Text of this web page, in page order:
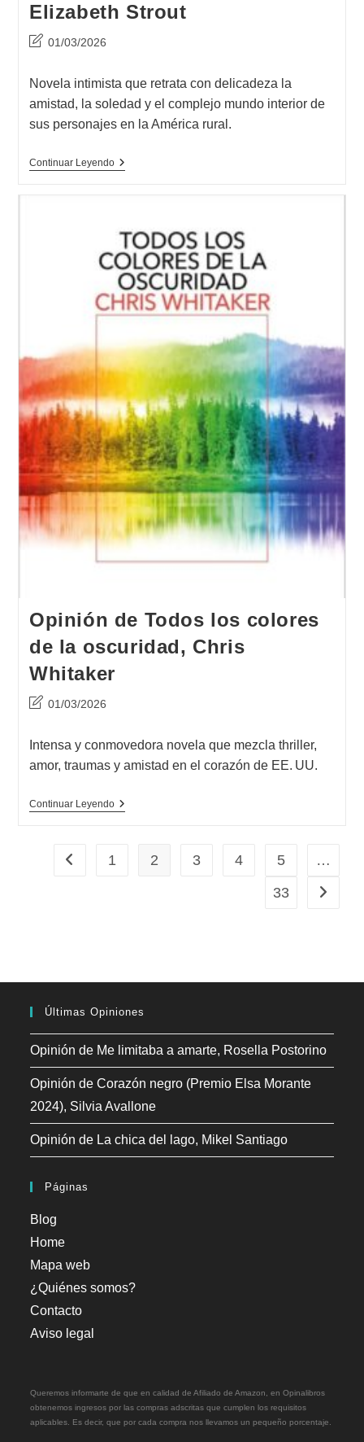
Elizabeth Strout
Última
la
entrada:
01/03/2026
Novela intimista que retrata con delicadeza la
amistad, la soledad y el complejo mundo interior de
sus personajes en la América rural.
Continuar LeyendoOpinión
Opinión de Todos los colores
de la oscuridad, Chris
Whitaker
Última
de
la
entrada:
01/03/2026
Intensa y conmovedora novela que mezcla thriller,
amor, traumas y amistad en el corazón de EE. UU.
Continuar LeyendoOpinión
Colores
De
Ir a la página anterior
1 2 3 4 5
…
33
Ir a la
Últimas Opiniones
Opinión de Me limitaba a amarte, Rosella Postorino
Opinión de Corazón negro (Premio Elsa Morante
2024), Silvia Avallone
Opinión de La chica del lago, Mikel Santiago
Páginas
Blog
Home
Mapa web
¿Quiénes somos?
Contacto
Aviso legal
Queremos informarte de que en calidad de Afiliado de Amazon, en Opinalibros
obtenemos ingresos por las compras adscritas que cumplen los requisitos
aplicables. Es decir, que por cada compra nos llevamos un pequeño porcentaje.